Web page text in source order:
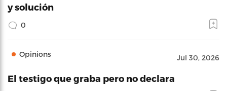
y solución
0
Opinions Jul 30, 2026
El testigo que graba pero no declara